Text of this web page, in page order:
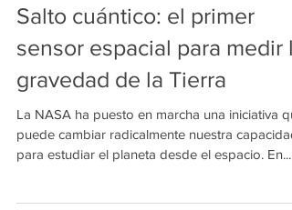
Salto cuántico: el primer
sensor espacial para medir la
gravedad de la Tierra
La NASA ha puesto en marcha una iniciativa
para estudiar el planeta desde el espacio. En...